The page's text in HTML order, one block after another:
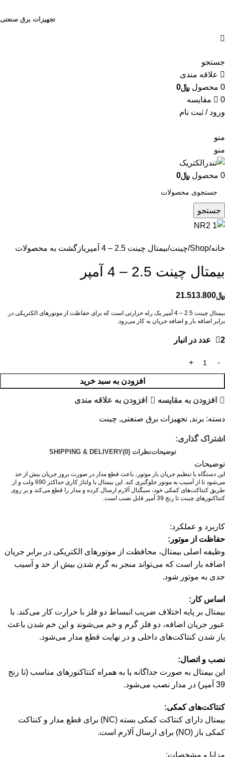
تجهیزات برق صنعتی
جستجو
علاقه مندی
0 محصول ﷼0
0
مقایسه
ورود / ثبت نام
منو
منو
0 محصول ﷼0
جستجو
خانه Shop چینت بيمتال چينت 2.5 – 4 آمپر بازگشت به محصولات
بيمتال چينت 2.5 – 4 آمپر
﷼21.513.800
بيمتال چينت 2.5 – 4 آمپر یک رله حرارتی است که برای حفاظت از موتورهای الکتریکی در
برابر اضافه بار و اضافه جریان به کار می‌رود.
2 عدد در انبار
افزودن به سبد خرید
افزودن به مقایسه افزودن به علاقه مندی
دسته: برند, تجهیزات برق صنعتی, چینت
اشتراک گذاری:
توضیحاتنظرات (0) SHIPPING & DELIVERY
توضیحات
این دستگاه با تنظیم جریان بار موتور، باعث قطع مدار در صورت بروز جریان بیش از حد
می‌شود تا از آسیب به موتور جلوگیری کند.
این بیمتال با ولتاژ کاری حداکثر 690 ولت و از
طریق کنتاکت‌های کمکی خود، سیگنال آلارم ارسال کرده و مدار را قطع می‌کند و بر روی
کنتاکتورهای چینت تا رنج 39 آمپر قابل نصب است.
کاربرد و عملکرد:
حفاظت از موتور:
وظیفه اصلی بیمتال، محافظت از موتورهای الکتریکی در برابر جریان
اضافه بار است که می‌تواند منجر به گرم شدن بیش از حد و آسیب
جدی به موتور شود.
اساس کار:
بیمتال بر پایه اختلاف ضریب انبساط دو فلز با حرارت کار می‌کند. با
عبور جریان اضافه، دو فلز گرم و خم می‌شوند و این خم شدن باعث
باز شدن کنتاکت‌های داخلی و در نهایت قطع مدار می‌شود.
نصب و اتصال:
این بیمتال به صورت جداگانه یا به همراه کنتاکتورهای مناسب (تا رنج
39 آمپر) در مدار نصب می‌شود.
کنتاکت‌های کمکی:
بیمتال دارای کنتاکت کمکی بسته (NC) برای قطع مدار و کنتاکت
کمکی باز (NO) برای ارسال آلارم است.
مزایا و مشخصات: